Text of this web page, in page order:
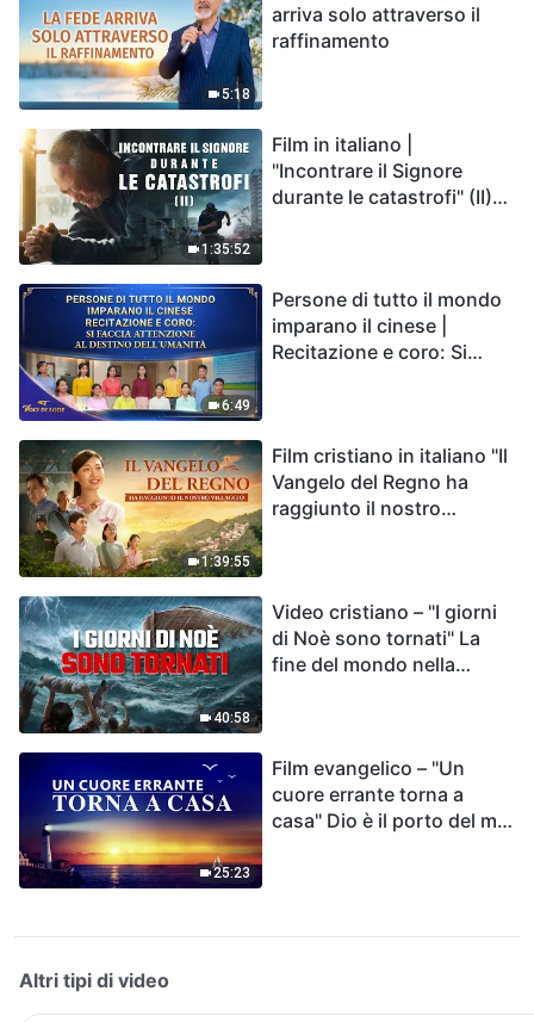
5:18
arriva solo attraverso il
raffinamento
1:35:52
Film in italiano |
"Incontrare il Signore
durante le catastrofi" (II)
Regno di Dio?
6:49
Persone di tutto il mondo
imparano il cinese |
Recitazione e coro: Si
1:39:55
Film cristiano in italiano "Il
Vangelo del Regno ha
raggiunto il nostro
40:58
Video cristiano – "I giorni
di Noè sono tornati" La
fine del mondo nella
25:23
Film evangelico – "Un
cuore errante torna a
casa" Dio è il porto del mio
Altri tipi di video